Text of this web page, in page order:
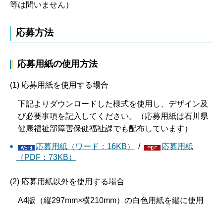
等は問いません）
応募方法
応募用紙の使用方法
(1) 応募用紙を使用する場合
下記よりダウンロードした様式を使用し、デザイン及
び必要事項を記入してください。（応募用紙は石川県
健康福祉部障害保健福祉課でも配布しています）
応募用紙（ワード：16KB） /
応募用紙
（PDF：73KB）
(2) 応募用紙以外を使用する場合
A4版（縦297mm×横210mm）の白色用紙を縦に使用